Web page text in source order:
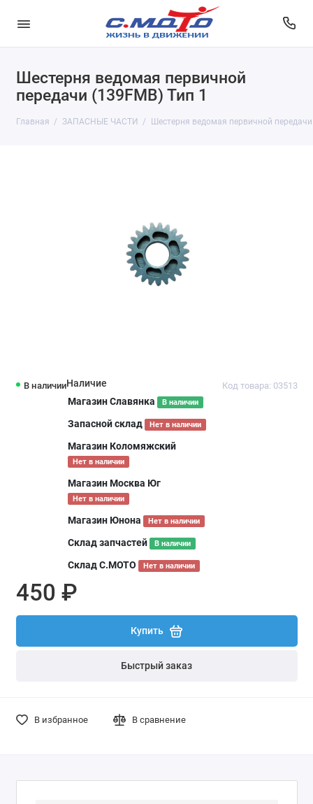
Шестерня ведомая первичной
передачи (139FMB) Тип 1
Главная ЗАПАСНЫЕ ЧАСТИ Шестерня ведомая первичной
В наличии Код товара: 03513
Наличие
Магазин Славянка
В наличии
Запасной склад Нет в наличии
Магазин Коломяжский
Нет в наличии
Магазин Москва Юг
Нет в наличии
Магазин Юнона Нет в наличии
Склад запчастей В наличии
Склад С.МОТО Нет в наличии
450 ₽
Купить
Быстрый заказ
В избранное В сравнение